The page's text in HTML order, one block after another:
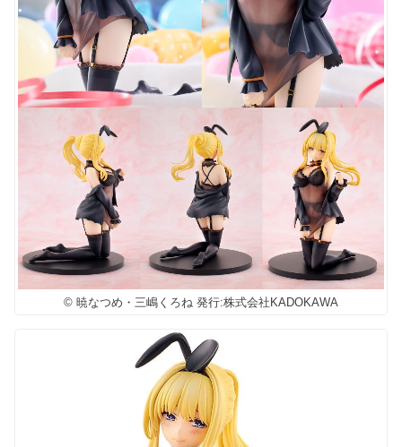
© 暁なつめ・三嶋くろね 発行:株式会社KADOKAWA